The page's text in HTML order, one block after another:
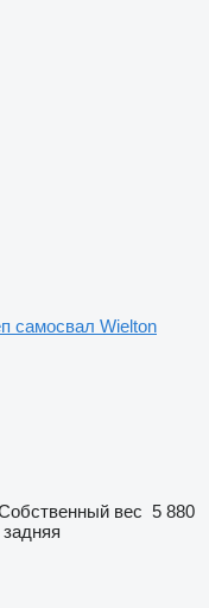
самосвал Wielton
вес 5 880
задняя